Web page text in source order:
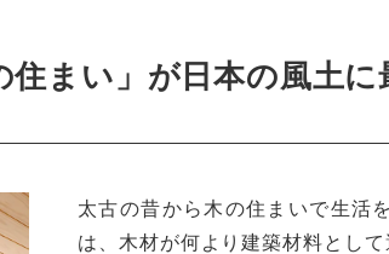
住まい」が日本の風土
太古の昔から木の住まいで生活
は、木材が何より建築材料とし